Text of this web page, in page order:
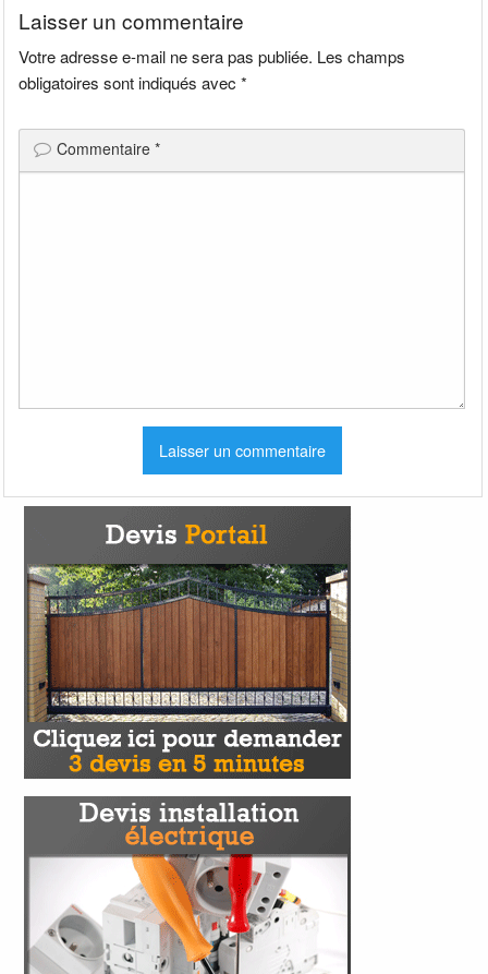
Laisser un commentaire
Votre adresse e-mail ne sera pas publiée. Les champs
obligatoires sont indiqués avec*
Commentaire*